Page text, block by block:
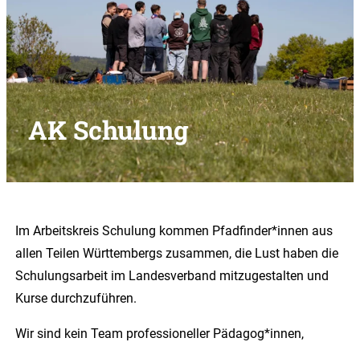
AK Schulung
Im Arbeitskreis Schulung kommen Pfadfinder*innen aus
allen Teilen Württembergs zusammen, die Lust haben die
Schulungsarbeit im Landesverband mitzugestalten und
Kurse durchzuführen.
Wir sind kein Team professioneller Pädagog*innen,